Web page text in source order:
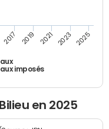
imposés
2017 2019 2021 2023 2025
en 2025